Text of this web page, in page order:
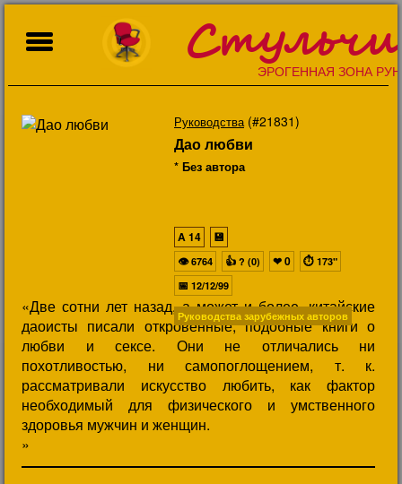
ЭРОГЕННАЯ ЗОНА
Руководства(#21831)
Дао любви
* Без автора
«Две сотни лет назад, а может и более, китайские
даоисты писали откровенные, подобные книги о
любви и сексе. Они не отличались ни
похотливостью, ни самопоглощением, т. к.
рассматривали искусство любить, как фактор
необходимый для физического и умственного
здоровья мужчин и женщин.
»
A14
💾
👁6764 👍 ? (0) ❤0 ⏱ 173"
📅 12/12/99
Руководства зарубежных авторов